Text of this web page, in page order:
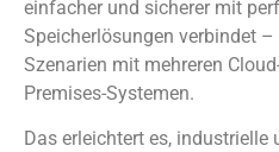
einfacher und sicherer mit
Speicherlösungen verbindet
Szenarien mit mehreren
Premises-Systemen.
Das erleichtert es,